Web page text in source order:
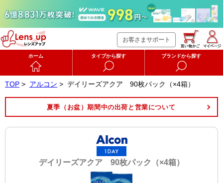
お客さまサポート
ホーム タイプから探す ブランドから探す
TOP > アルコン > デイリーズアクア 90枚パック（×4箱）
夏季（お盆）期間中の出荷と営業について
デイリーズアクア 90枚パック（×4箱）